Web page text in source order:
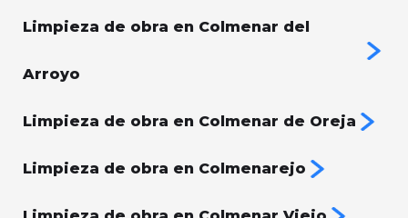
Limpieza de obra en Colmenar del
Arroyo
Limpieza de obra en Colmenar de Oreja
Limpieza de obra en Colmenarejo